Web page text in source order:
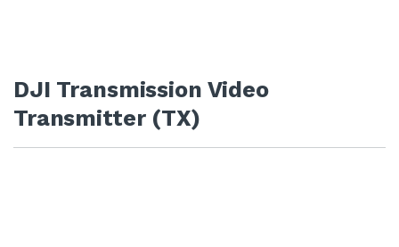
DJI Transmission Video
Transmitter (TX)